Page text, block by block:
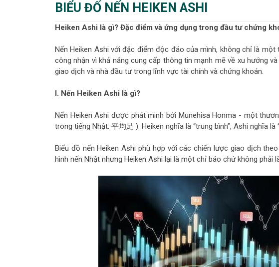
BIỂU ĐỐ NẾN HEIKEN ASHI
Heiken Ashi là gì? Đặc điểm và ứng dụng trong đầu tư chứng
Nến Heiken Ashi với đặc điểm độc đáo của mình, không chỉ là
công nhận vì khả năng cung cấp thông tin mạnh mẽ về xu hướng
giao dịch và nhà đầu tư trong lĩnh vực tài chính và chứng khoán.
I. Nến Heiken Ashi là gì?
Nến Heiken Ashi được phát minh bởi Munehisa Honma - một
trong tiếng Nhật: 平均足 ). Heiken nghĩa là “trung bình”, Ashi nghĩa là
Biểu đồ nến Heiken Ashi phù hợp với các chiến lược giao dịch
hình nến Nhật nhưng Heiken Ashi lại là một chỉ báo chứ không phải